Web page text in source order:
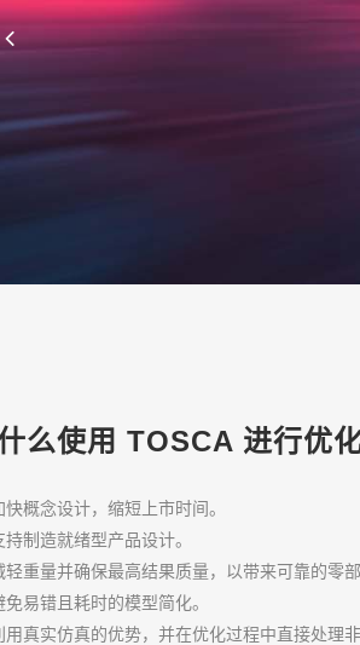
么使用 TOSCA 进行优
快概念设计，缩短上市时间。
持制造就绪型产品设计。
轻重量并确保最高结果质量，以带来可靠的零
免易错且耗时的模型简化。
用真实仿真的优势，并在优化过程中直接处理